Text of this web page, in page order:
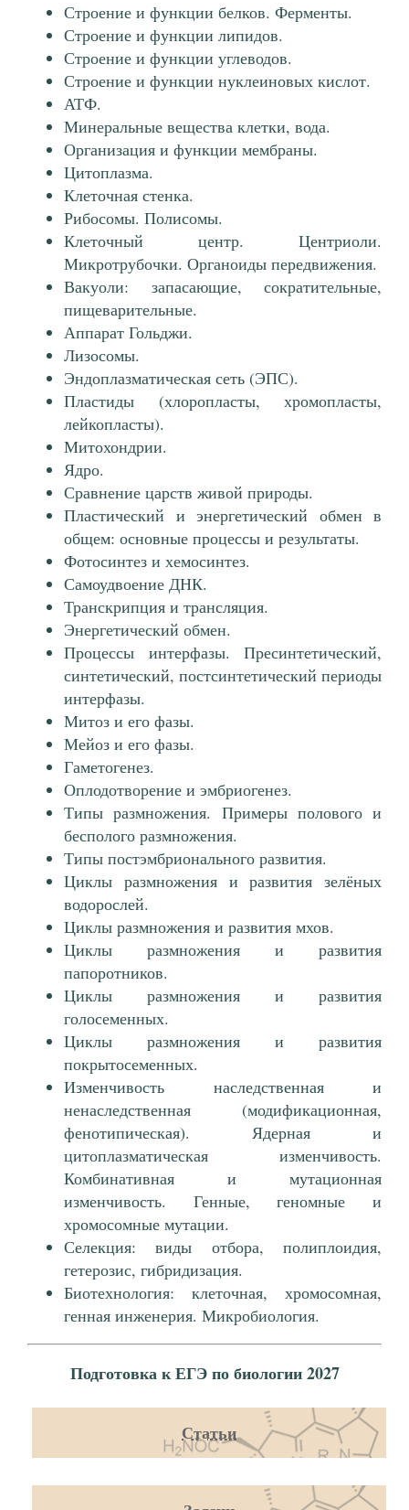
Строение и функции белков. Ферменты.
Строение и функции липидов.
Строение и функции углеводов.
Строение и функции нуклеиновых кислот.
АТФ.
Минеральные вещества клетки, вода.
Организация и функции мембраны.
Цитоплазма.
Клеточная стенка.
Рибосомы. Полисомы.
Клеточный центр. Центриоли.
Микротрубочки. Органоиды передвижения.
Вакуоли: запасающие, сократительные,
пищеварительные.
Аппарат Гольджи.
Лизосомы.
Эндоплазматическая сеть (ЭПС).
Пластиды (хлоропласты, хромопласты,
лейкопласты).
Митохондрии.
Ядро.
Сравнение царств живой природы.
Пластический и энергетический обмен в
общем: основные процессы и результаты.
Фотосинтез и хемосинтез.
Самоудвоение ДНК.
Транскрипция и трансляция.
Энергетический обмен.
Процессы интерфазы. Пресинтетический,
синтетический, постсинтетический периоды
интерфазы.
Митоз и его фазы.
Мейоз и его фазы.
Гаметогенез.
Оплодотворение и эмбриогенез.
Типы размножения. Примеры полового и
бесполого размножения.
Типы постэмбрионального развития.
Циклы размножения и развития зелёных
водорослей.
Циклы размножения и развития мхов.
Циклы размножения и развития
папоротников.
Циклы размножения и развития
голосеменных.
Циклы размножения и развития
покрытосеменных.
Изменчивость наследственная и
ненаследственная (модификационная,
фенотипическая). Ядерная и
цитоплазматическая изменчивость.
Комбинативная и мутационная
изменчивость. Генные, геномные и
хромосомные мутации.
Селекция: виды отбора, полиплоидия,
гетерозис, гибридизация.
Биотехнология: клеточная, хромосомная,
генная инженерия. Микробиология.
Подготовка к ЕГЭ по биологии 2027
Статьи